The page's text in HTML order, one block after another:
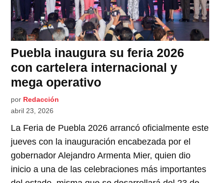
Puebla inaugura su feria 2026
con cartelera internacional y
mega operativo
por Redacción
abril 23, 2026
La Feria de Puebla 2026 arrancó oficialmente este
jueves con la inauguración encabezada por el
gobernador Alejandro Armenta Mier, quien dio
inicio a una de las celebraciones más importantes